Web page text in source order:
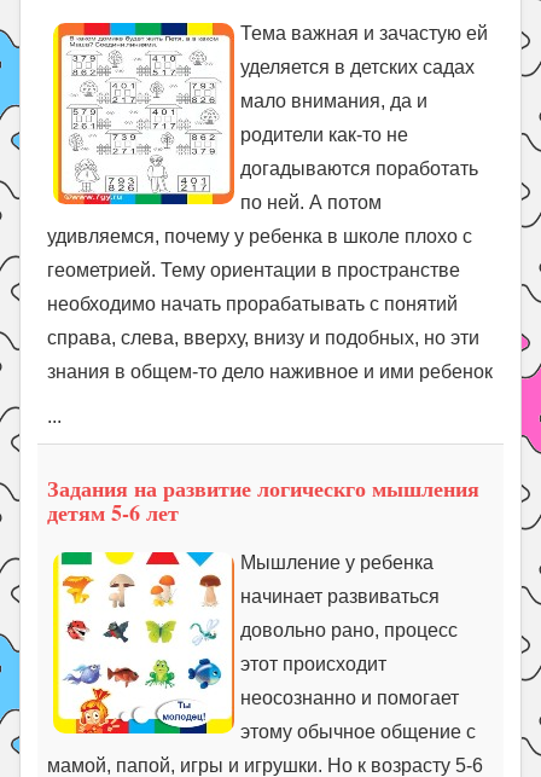
Тема важная и зачастую ей
уделяется в детских садах
мало внимания, да и
родители как-то не
догадываются поработать
по ней. А потом
удивляемся, почему у ребенка в школе плохо с
геометрией. Тему ориентации в пространстве
необходимо начать прорабатывать с понятий
справа, слева, вверху, внизу и подобных, но эти
знания в общем-то дело наживное и ими ребенок
...
Задания на развитие логическго мышления
детям 5-6 лет
Мышление у ребенка
начинает развиваться
довольно рано, процесс
этот происходит
неосознанно и помогает
этому обычное общение с
мамой, папой, игры и игрушки. Но к возрасту 5-6